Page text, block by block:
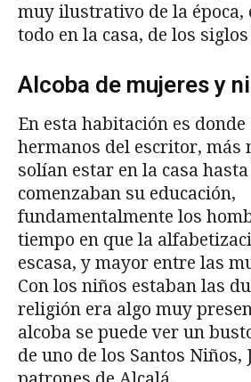
muy ilustrativo de la época,
todo en la casa, de los
Alcoba de mujeres y
En esta habitación es
hermanos del escritor, más
solían estar en la casa
comenzaban su educación,
fundamentalmente los
tiempo en que la
escasa, y mayor entre las
Con los niños estaban las
religión era algo muy
alcoba se puede ver un
de uno de los Santos Niños,